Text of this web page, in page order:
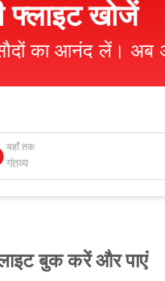
खोजें
का आनंद लें।
यहाँ तक
बुक करें और पाएं